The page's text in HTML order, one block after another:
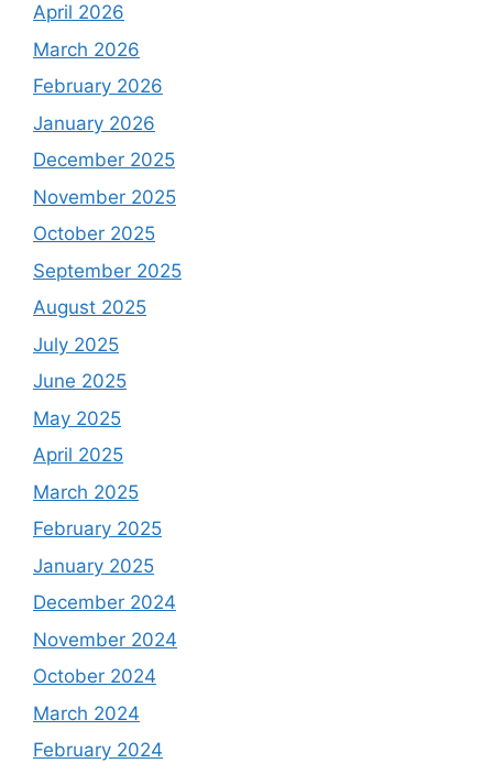
April 2026
March 2026
February 2026
January 2026
December 2025
November 2025
October 2025
September 2025
August 2025
July 2025
June 2025
May 2025
April 2025
March 2025
February 2025
January 2025
December 2024
November 2024
October 2024
March 2024
February 2024